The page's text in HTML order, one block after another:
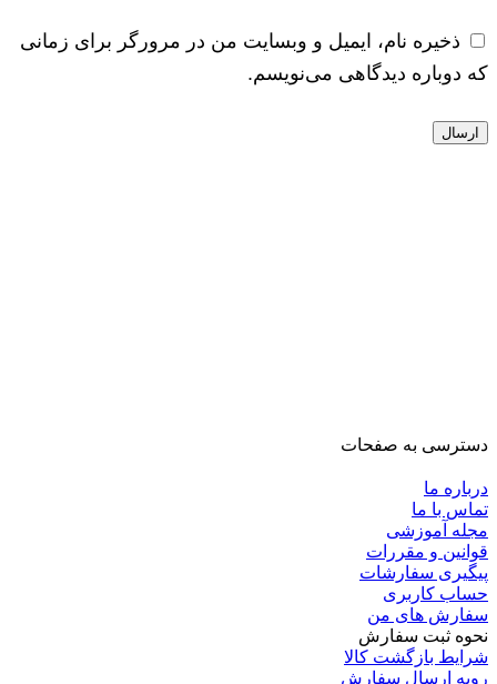
ذخیره نام، ایمیل و وبسایت من در مرورگر برای زمانی
که دوباره دیدگاهی می‌نویسم.
دسترسی به صفحات
درباره ما
تماس با ما
مجله آموزشی
قوانین و مقررات
پیگیری سفارشات
حساب کاربری
سفارش های من
نحوه ثبت سفارش
شرایط بازگشت کالا
رویه ارسال سفارش